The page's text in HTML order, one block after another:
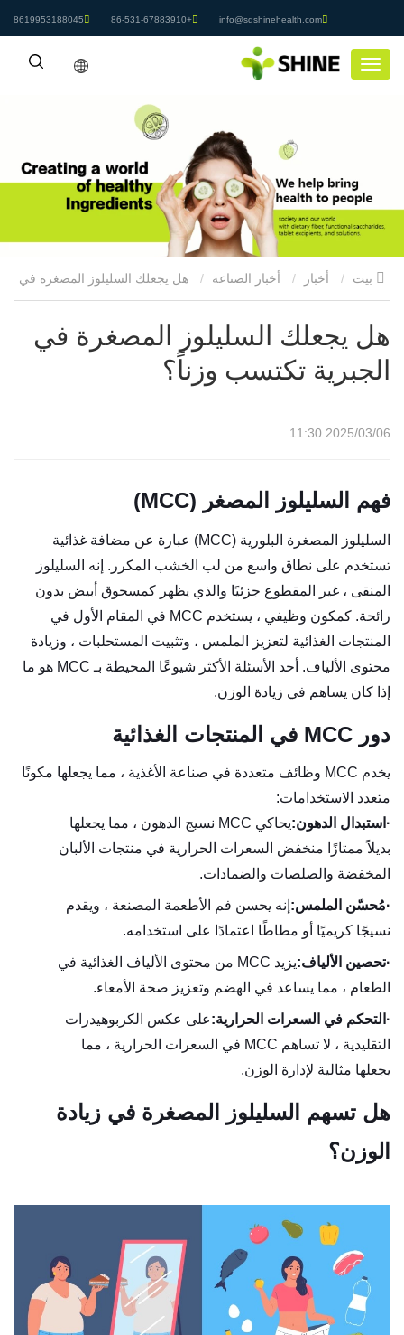
info@sdshinehealth.com
+86-531-67883910
8619953188045
أخبار أخبار الصناعة هل يجعلك السليلوز المصغرة في
الجبرية تكتسب وزناً؟
هل يجعلك السليلوز المصغرة في
الجبرية تكتسب وزناً؟
2025/03/06 11:30
فهم السليلوز المصغر (MCC)
السليلوز المصغرة البلورية (MCC) عبارة عن مضافة غذائية
تستخدم على نطاق واسع من لب الخشب المكرر. إنه السليلوز
المنقى ، غير المقطوع جزئيًا والذي يظهر كمسحوق أبيض بدون
رائحة. كمكون وظيفي ، يستخدم MCC في المقام الأول في
المنتجات الغذائية لتعزيز الملمس ، وتثبيت المستحلبات ، وزيادة
محتوى الألياف. أحد الأسئلة الأكثر شيوعًا المحيطة بـ MCC هو ما
إذا كان يساهم في زيادة الوزن.
دور MCC في المنتجات الغذائية
يخدم MCC وظائف متعددة في صناعة الأغذية ، مما يجعلها مكونًا
متعدد الاستخدامات:
· استبدال الدهون:
يحاكي MCC نسيج الدهون ، مما يجعلها
بديلاً ممتازًا منخفض السعرات الحرارية في منتجات الألبان
المخفضة والصلصات والضمادات.
·مُحسّن الملمس: إنه يحسن فم الأطعمة المصنعة ، ويقدم
نسيجًا كريميًا أو مطاطًا اعتمادًا على استخدامه.
·تحصين الألياف:
يزيد MCC من محتوى الألياف الغذائية في
الطعام ، مما يساعد في الهضم وتعزيز صحة الأمعاء.
· التحكم في السعرات الحرارية:على عكس الكربوهيدرات
التقليدية ، لا تساهم MCC في السعرات الحرارية ، مما
يجعلها مثالية لإدارة الوزن.
هل تسهم السليلوز المصغرة في زيادة
الوزن؟